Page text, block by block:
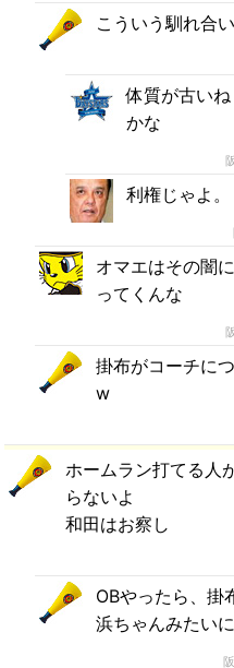
こういう馴れ合
体質が古い
かな
利権じゃよ
オマエはその闇
ってくんな
掛布がコーチに
w
ホームラン打てる人
らないよ
和田はお察し
OBやったら、掛
浜ちゃんみたい
阪